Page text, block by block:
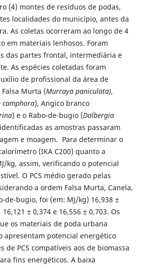
(4) montes de resíduos de podas,
localidades do município, antes da
As coletas ocorreram ao longo de 4
em materiais lenhosos. Foram
das partes frontal, intermediária e
As espécies coletadas foram
de profissional da área de
Murta (Murraya paniculata),
camphora), Angico branco
) e o Rabo-de-bugio (Dalbergia
as amostras passaram
e moagem. Para determinar o
(IKA C200) quanto a
kg, assim, verificando o potencial
O PCS médio gerado pelas
a ordem Falsa Murta, Canela,
de-bugio, foi (em: MJ/kg) 16,938 ±
± 0,374 e 16,556 ± 0,703. Os
os materiais de poda urbana
apresentam potencial energético
de PCS compatíveis aos de biomassa
fins energéticos. A baixa